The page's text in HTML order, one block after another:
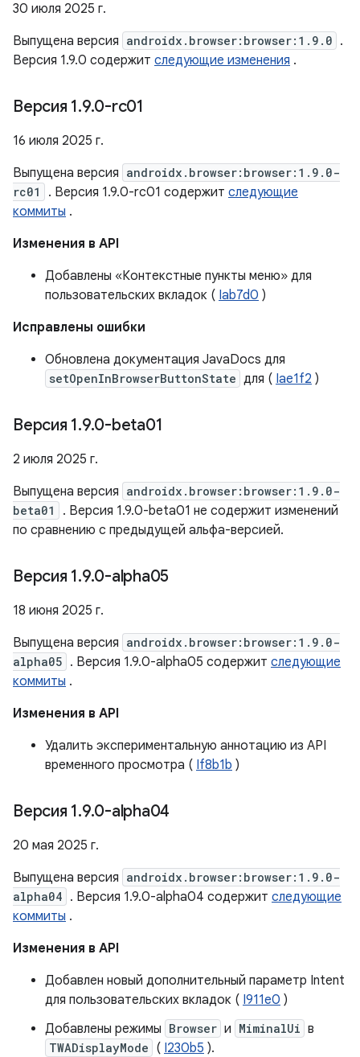
30 июля 2025 г.
Выпущена версия androidx.browser:browser:1.9.0 .
Версия 1.9.0 содержит следующие изменения .
Версия 1.9.0-rc01
16 июля 2025 г.
Выпущена версия androidx.browser:browser:1.9.0-
rc01
. Версия 1.9.0-rc01 содержит следующие
коммиты .
Изменения в API
Добавлены «Контекстные пункты меню» для
пользовательских вкладок ( Iab7d0 )
Исправлены ошибки
Обновлена ​​документация JavaDocs для
setOpenInBrowserButtonState для ( Iae1f2 )
Версия 1.9.0-beta01
2 июля 2025 г.
Выпущена версия androidx.browser:browser:1.9.0-
beta01
. Версия 1.9.0-beta01 не содержит изменений
по сравнению с предыдущей альфа-версией.
Версия 1.9.0-alpha05
18 июня 2025 г.
Выпущена версия androidx.browser:browser:1.9.0-
alpha05 . Версия 1.9.0-alpha05 содержит следующие
коммиты .
Изменения в API
Удалить экспериментальную аннотацию из API
временного просмотра ( If8b1b )
Версия 1.9.0-alpha04
20 мая 2025 г.
Выпущена версия androidx.browser:browser:1.9.0-
alpha04 . Версия 1.9.0-alpha04 содержит следующие
коммиты .
Изменения в API
Добавлен новый дополнительный параметр Intent
для пользовательских вкладок ( I911e0 )
Добавлены режимы Browser и MiminalUi в
TWADisplayMode ( I230b5 ).